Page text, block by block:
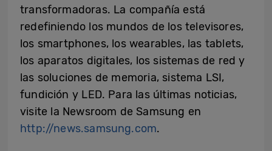
transformadoras. La compañía está
redefiniendo los mundos de los televisores,
los smartphones, los wearables, las tablets,
los aparatos digitales, los sistemas de red y
las soluciones de memoria, sistema LSI,
fundición y LED. Para las últimas noticias,
visite la Newsroom de Samsung en
http://news.samsung.com.